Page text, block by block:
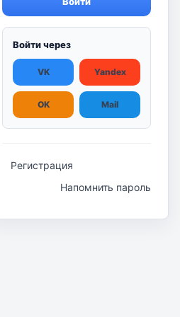
Войти через
VK Yandex
OK Mail
Регистрация
Напомнить пароль